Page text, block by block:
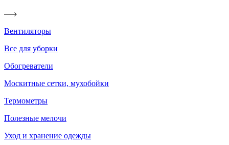
Вентиляторы
Все для уборки
Обогреватели
Москитные сетки, мухобойки
Термометры
Полезные мелочи
Уход и хранение одежды